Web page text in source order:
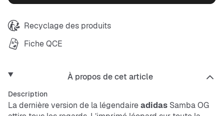
Recyclage des produits
Fiche QCE
À propos de cet article
Description
La dernière version de la légendaireadidas Samba OG